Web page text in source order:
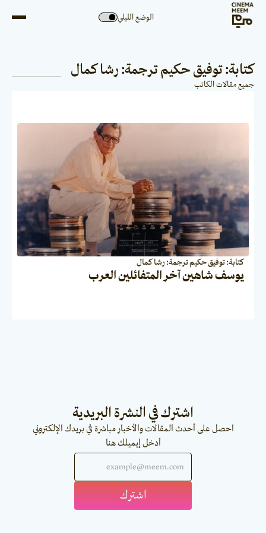
الوضع الليلي
كتابة: توفيق حكيم ترجمة: رشا كمال
جميع مقالات الكاتب
الترجمات
كتابة: توفيق حكيم ترجمة: رشا كمال
يوسف شاهين آخر المتفائلين العرب
اشترك في النشرة البريدية
احصل على أحدث المقالات والأخبار مباشرة في بريدك الإلكتروني
أدخل إيميلك هنا